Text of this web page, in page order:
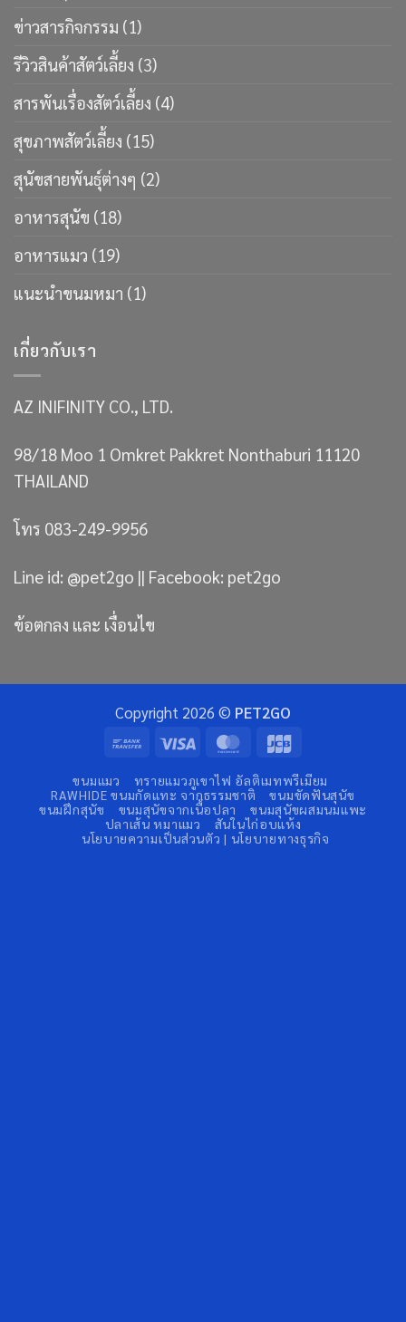
ข่าวสารกิจกรรม (1)
รีวิวสินค้าสัตว์เลี้ยง (3)
สารพันเรื่องสัตว์เลี้ยง (4)
สุขภาพสัตว์เลี้ยง (15)
สุนัขสายพันธ์ุต่างๆ (2)
อาหารสุนัข (18)
อาหารแมว (19)
แนะนำขนมหมา (1)
เกี่ยวกับเรา
AZ INIFINITY CO., LTD.
98/18 Moo 1 Omkret Pakkret Nonthaburi 11120
THAILAND
โทร 083-249-9956
Line id: @pet2go || Facebook: pet2go
ข้อตกลง และ เงื่อนไข
Copyright 2026 © PET2GO
Bank
Visa MasterCard
ขนมแมว
ทรายแมวภูเขาไฟ อัลติเมทพรีเมียม
RAWHIDE ขนมกัดแทะ จากธรรมชาติ
ขนมขัดฟันสุนัข
ขนมฝึกสุนัข
ขนมสุนัขจากเนื้อปลา
ขนมสุนัขผสมนมแพะ
ปลาเส้น หมาแมว
สันในไก่อบแห้ง
นโยบายความเป็นส่วนตัว | นโยบายทางธุรกิจ